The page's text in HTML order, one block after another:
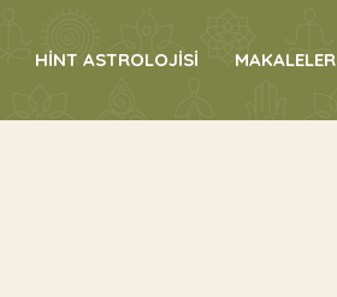
HİNT ASTROLOJİSİ MAKALELER